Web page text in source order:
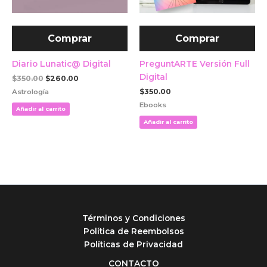
Comprar
Diario Lunatic@ Digital
$350.00 $260.00
Astrología
Añadir al carrito
Comprar
PreguntARTE Versión Full
Digital
$350.00
Ebooks
Añadir al carrito
Términos y Condiciones
Política de Reembolsos
Políticas de Privacidad
CONTACTO